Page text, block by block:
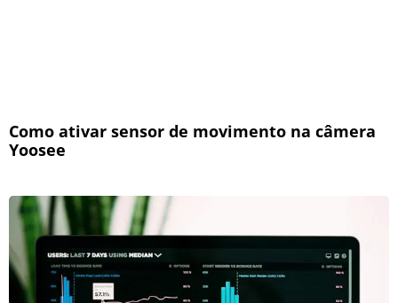
Como ativar sensor de movimento na câmera
Yoosee